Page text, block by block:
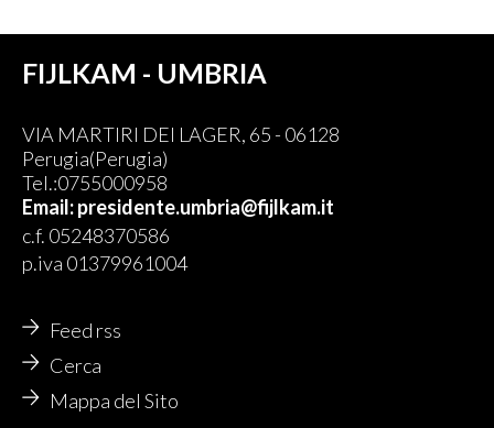
FIJLKAM - UMBRIA
VIA MARTIRI DEI LAGER, 65 - 06128
Perugia(Perugia)
Tel.:0755000958
Email: presidente.umbria@fijlkam.it
c.f. 05248370586
p.iva 01379961004
Feed rss
Cerca
Mappa del Sito